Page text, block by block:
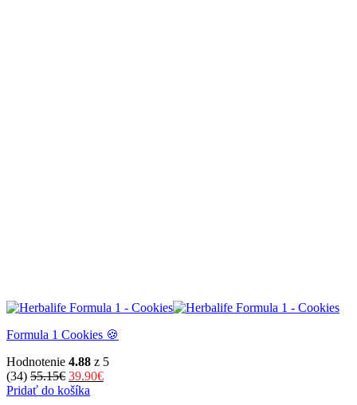
Formula 1 Cookies 🍪
Hodnotenie 4.88 z 5
(34) 55.15€ Pôvodná
cena
39.90€Aktuálna
Pridať do košíka